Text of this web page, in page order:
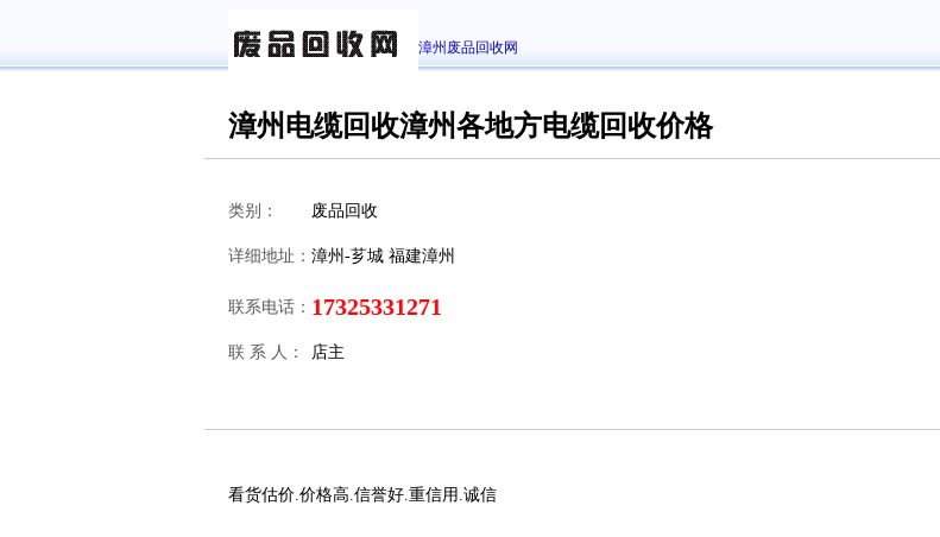
漳州废品回收网
漳州电缆回收漳州各地方电缆回收价格
类别： 废品回收
详细地址： 漳州-芗城 福建漳州
联系电话： 17325331271
联 系 人： 店主
看货估价.价格高.信誉好.重信用.诚信